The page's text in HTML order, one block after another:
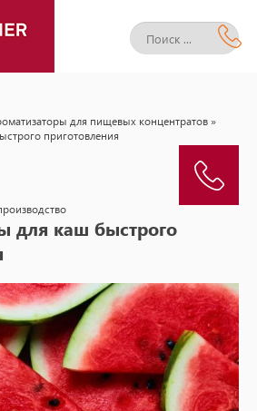
для пищевых концентратов »
приготовления
для каш быстрого